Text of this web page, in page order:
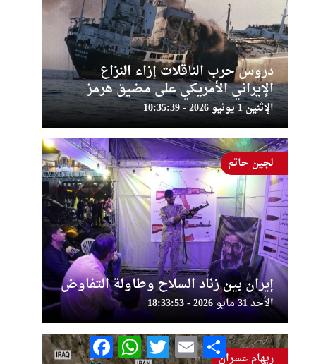
دروس حرب الناقلات إزاء النزاع
الإيراني الأمريكي على مضيق هرمز
الإثنين 1 يونيو 2026 - 10:35:39
إيران بين زناد السلاح وطاولة التفاوض
الأحد 31 مايو 2026 - 18:33:53
لجين حاتم
ريهام عسران
FacebookWhatsAppTwitter Email Share